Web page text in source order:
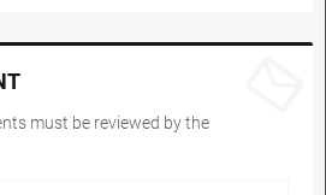
must be reviewed by the